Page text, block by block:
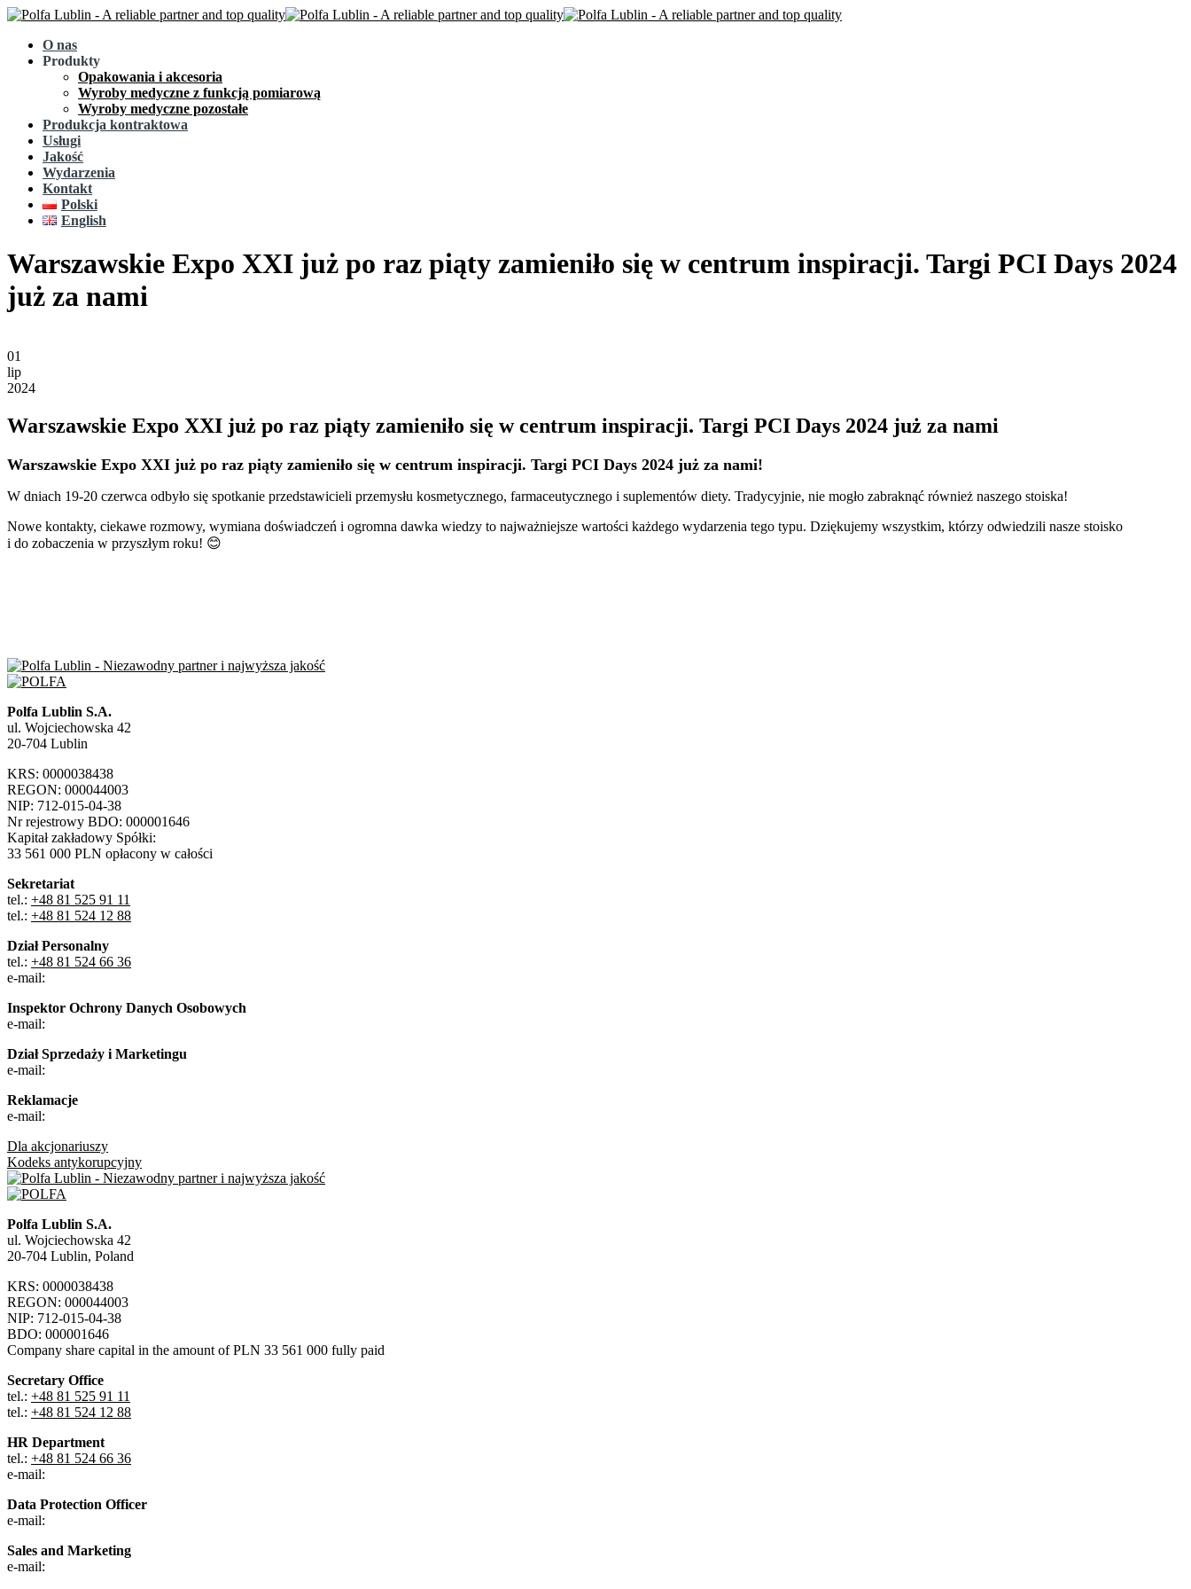
O nas
Produkty
Opakowania i akcesoria
Wyroby medyczne z funkcją pomiarową
Wyroby medyczne pozostałe
Produkcja kontraktowa
Usługi
Jakość
Wydarzenia
Kontakt
Polski
English
Warszawskie Expo XXI już po raz piąty zamieniło się w centrum inspiracji. Targi PCI Days 2024
już za nami
01
lip
2024
Warszawskie Expo XXI już po raz piąty zamieniło się w centrum inspiracji. Targi PCI Days 2024 już za nami
Warszawskie Expo XXI już po raz piąty zamieniło się w centrum inspiracji. Targi PCI Days 2024 już za nami!
W dniach 19-20 czerwca odbyło się spotkanie przedstawicieli przemysłu kosmetycznego, farmaceutycznego i suplementów diety. Tradycyjnie, nie mogło zabraknąć również naszego stoiska!
Nowe kontakty, ciekawe rozmowy, wymiana doświadczeń i ogromna dawka wiedzy to najważniejsze wartości każdego wydarzenia tego typu. Dziękujemy wszystkim, którzy odwiedzili nasze stoisko
i do zobaczenia w przyszłym roku! 😊
Polfa Lublin S.A.
ul. Wojciechowska 42
20-704 Lublin
KRS: 0000038438
REGON: 000044003
NIP: 712-015-04-38
Nr rejestrowy BDO: 000001646
Kapitał zakładowy Spółki:
33 561 000 PLN opłacony w całości
Sekretariat
tel.: +48 81 525 91 11
tel.: +48 81 524 12 88
Dział Personalny
tel.: +48 81 524 66 36
e-mail:
Inspektor Ochrony Danych Osobowych
e-mail:
Dział Sprzedaży i Marketingu
e-mail:
Reklamacje
e-mail:
Dla akcjonariuszy
Kodeks antykorupcyjny
Polfa Lublin S.A.
ul. Wojciechowska 42
20-704 Lublin, Poland
KRS: 0000038438
REGON: 000044003
NIP: 712-015-04-38
BDO: 000001646
Company share capital in the amount of PLN 33 561 000 fully paid
Secretary Office
tel.: +48 81 525 91 11
tel.: +48 81 524 12 88
HR Department
tel.: +48 81 524 66 36
e-mail:
Data Protection Officer
e-mail:
Sales and Marketing
e-mail: